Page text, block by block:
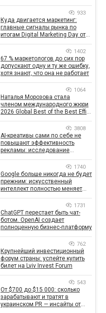
933
Куда двигается маркетинг:
главные сигналы рынка по
итогам Digital Marketing Day от
1402
67 % маркетологов до сих пор
допускают одну и ту же ошибку,
хотя знают, что она не работает
1064
Наталья Морозова стала
членом международного жюри
2026 Global Best of the Best Effie
3808
AI-креативы сами по себе не
повышают эффективность
рекламы: исследование
влияет на эффективность
кампаний
1740
Google больше никогда не будет
прежним: искусственный
интеллект полностью меняет
1731
ChatGPT перестает быть чат-
ботом. OpenAI создает
полноценную бизнес-платформу
762
Крупнейший инвестиционный
форум страны: успейте купить
билет на Lviv Invest Forum
543
От $700 до $15 000: сколько
зарабатывают и тратят в
украинском PR — инсайты от